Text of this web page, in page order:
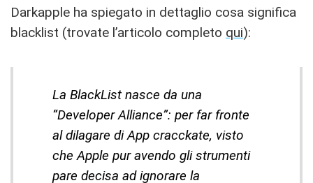
Darkapple ha spiegato in dettaglio cosa significa
blacklist (trovate l’articolo completo qui):
La BlackList nasce da una
“Developer Alliance”: per far fronte
al dilagare di App cracckate, visto
che Apple pur avendo gli strumenti
pare decisa ad ignorare la